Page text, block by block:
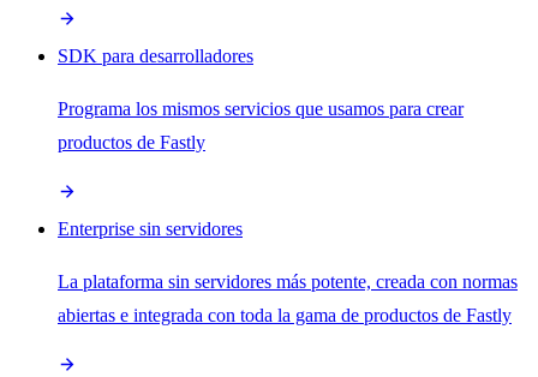
SDK para desarrolladores
Programa los mismos servicios que usamos para crear
productos de Fastly
Enterprise sin servidores
La plataforma sin servidores más potente, creada con normas
abiertas e integrada con toda la gama de productos de Fastly